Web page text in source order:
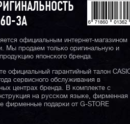
3A
официальным интернет-магазином
Мы продаем только оригинальную и
японского бренда.
официальный гарантийный талон
сервисного обслуживания в
центрах бренда. В комплекте с
на русском языке, фирменная
фирменные подарки от G-STORE